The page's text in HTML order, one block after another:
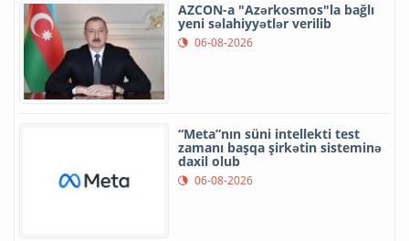
AZCON-a "Azərkosmos"la bağlı
yeni səlahiyyətlər verilib
06-08-2026
“Meta”nın süni intellekti test
zamanı başqa şirkətin sisteminə
daxil olub
06-08-2026